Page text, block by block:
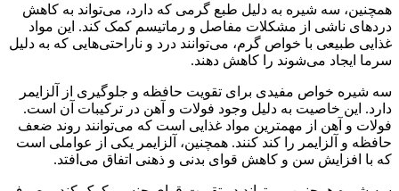
همچنین، سه شیره به دلیل طبع گرمی که دارد، می‌تواند به کاهش
دردهای ناشی از مشکلات مفاصل و رماتیسم کمک کند. این مواد
غذایی طبیعی با خواص گرم، می‌توانند درد و ناراحتی‌هایی که به دلیل
سرما ایجاد می‌شوند را کاهش دهند.
سه شیره خواص مفیدی برای تقویت حافظه و جلوگیری از آلزایمر
دارد. این خاصیت به دلیل وجود فولات و آهن در ترکیبات آن است.
فولات و آهن از مهمترین مواد غذایی است که می‌توانند روند ضعف
حافظه و آلزایمر را کند کنند. همچنین، آلزایمر یکی از عواملی است
که با افزایش سن و کاهش قوای بدنی و ذهنی اتفاق می‌افتد.